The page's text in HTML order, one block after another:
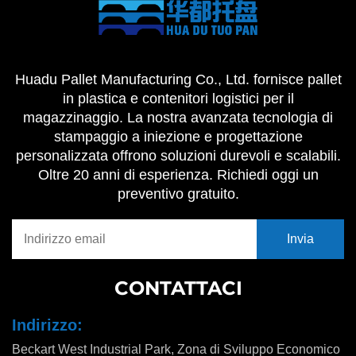
Huadu Pallet Manufacturing Co., Ltd. fornisce pallet
in plastica e contenitori logistici per il
magazzinaggio. La nostra avanzata tecnologia di
stampaggio a iniezione e progettazione
personalizzata offrono soluzioni durevoli e scalabili.
Oltre 20 anni di esperienza. Richiedi oggi un
preventivo gratuito.
CONTATTACI
Indirizzo:
Beckart West Industrial Park, Zona di Sviluppo Economico